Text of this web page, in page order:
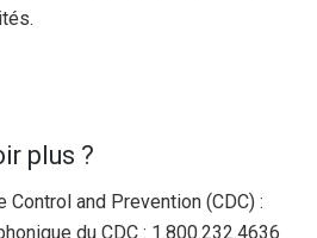
plus ?
and Prevention (CDC) :
du CDC : 1.800.232.4636